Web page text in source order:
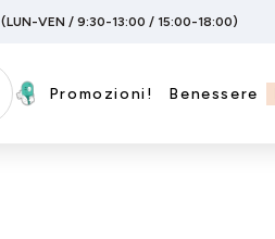
(LUN-VEN / 9:30-13:00 / 15:00-18:00)
Promozioni! Benessere